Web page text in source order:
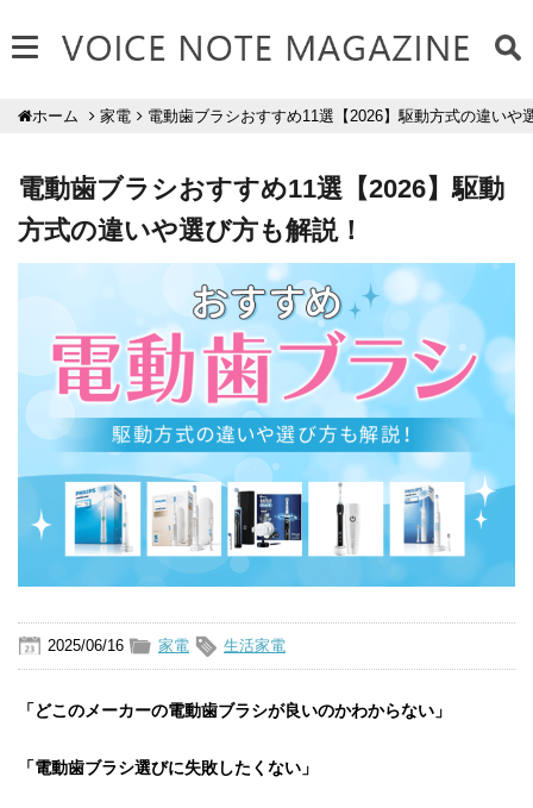
ホーム 家電 電動歯ブラシおすすめ11選【2026】駆動方式の違いや
電動歯ブラシおすすめ11選【2026】駆動
方式の違いや選び方も解説！
2025/06/16 家電 生活家電
「どこのメーカーの電動歯ブラシが良いのかわからない」
「電動歯ブラシ選びに失敗したくない」